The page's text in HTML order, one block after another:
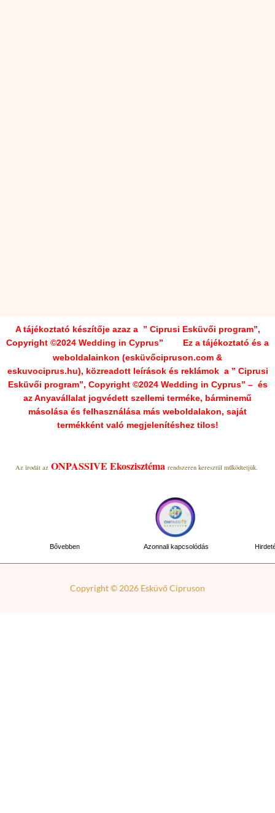
A tájékoztató készítője azaz a
” Ciprusi Esküvői program”,
Copyright ©2024 Wedding in Cyprus”
Ez a tájékoztató és a
weboldalainkon (esküvőcipruson.com &
eskuvociprus.hu), közreadott leírások és reklámok a ” Ciprusi
Esküvői program”, Copyright ©2024 Wedding in Cyprus” – és
az Anyavállalat jogvédett szellemi terméke, bárminemű
másolása és felhasználása más weboldalakon, saját
termékként való megjelenítéshez tilos!
Az irodát az ONPASSIVE Ekoszisztéma rendszeren keresztül működtetjük.
Bővebben Azonnali kapcsolódás
Copyright © 2026 Esküvő Cipruson